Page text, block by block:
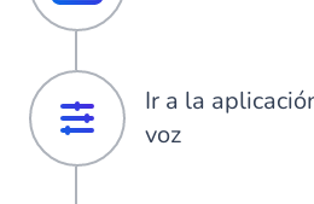
Ir a la
voz